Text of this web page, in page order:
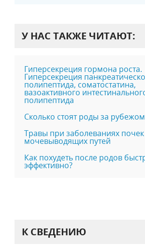
У НАС ТАКЖЕ ЧИТАЮТ:
Гиперсекреция гормона роста.
Гиперсекреция
полипептида, соматостатина,
вазоактивного
полипептида
Сколько стоят роды за
Травы при заболеваниях
мочевыводящих путей
Как похудеть после родов
эффективно?
К СВЕДЕНИЮ